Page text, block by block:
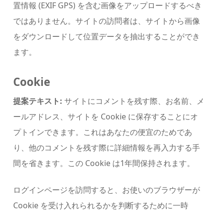
置情報 (EXIF GPS) を含む画像をアップロードするべき
ではありません。サイトの訪問者は、サイトから画像
をダウンロードして位置データを抽出することができ
ます。
Cookie
提案テキスト:サイトにコメントを残す際、お名前、メ
ールアドレス、サイトを Cookie に保存することにオ
プトインできます。これはあなたの便宜のためであ
り、他のコメントを残す際に詳細情報を再入力する手
間を省きます。この Cookie は1年間保持されます。
ログインページを訪問すると、お使いのブラウザーが
Cookie を受け入れられるかを判断するために一時